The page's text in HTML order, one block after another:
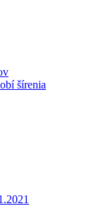
šírenia